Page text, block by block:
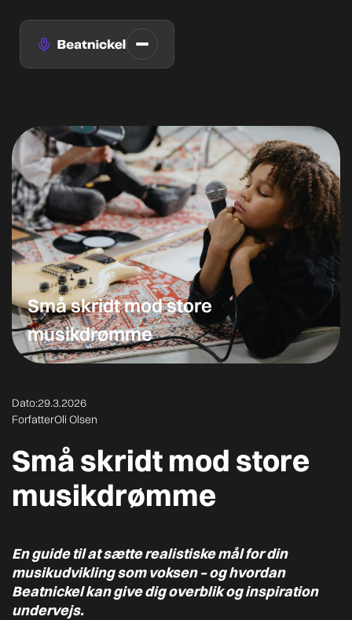
Små skridt mod store
musikdrømme
Dato:29.3.2026
ForfatterOli Olsen
Små skridt mod store
musikdrømme
En guide til at sætte realistiske mål for din
musikudvikling som voksen – og hvordan
Beatnickel kan give dig overblik og inspiration
undervejs.